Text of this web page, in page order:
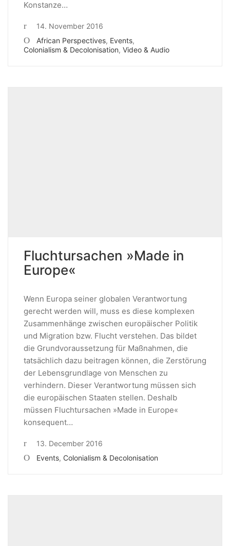
Konstanze…
14. November 2016
African Perspectives, Events,
Colonialism & Decolonisation, Video & Audio
Fluchtursachen »Made in
Europe«
Wenn Europa seiner globalen Verantwortung
gerecht werden will, muss es diese komplexen
Zusammenhänge zwischen europäischer Politik
und Migration bzw. Flucht verstehen. Das bildet
die Grundvoraussetzung für Maßnahmen, die
tatsächlich dazu beitragen können, die Zerstörung
der Lebensgrundlage von Menschen zu
verhindern. Dieser Verantwortung müssen sich
die europäischen Staaten stellen. Deshalb
müssen Fluchtursachen »Made in Europe«
konsequent…
13. December 2016
Events, Colonialism & Decolonisation